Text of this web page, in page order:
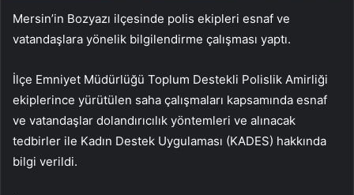
Mersin’in Bozyazı ilçesinde polis ekipleri esnaf ve
vatandaşlara yönelik bilgilendirme çalışması yaptı.
İlçe Emniyet Müdürlüğü Toplum Destekli Polislik Amirliği
ekiplerince yürütülen saha çalışmaları kapsamında esnaf
ve vatandaşlar dolandırıcılık yöntemleri ve alınacak
tedbirler ile Kadın Destek Uygulaması (KADES) hakkında
bilgi verildi.